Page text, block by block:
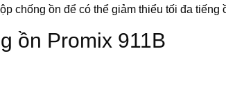
chống ồn để có thể giảm thiểu tối đa tiếng
ồn Promix 911B